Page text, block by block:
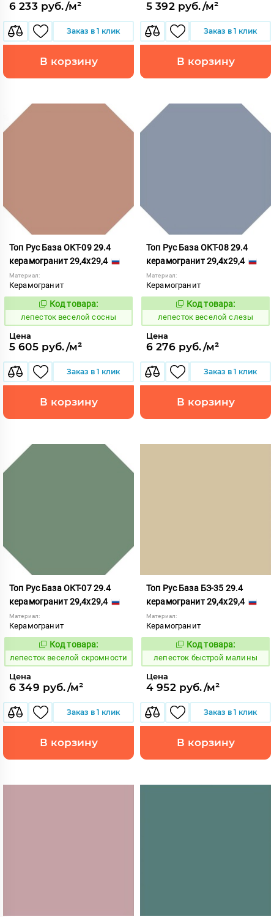
6 233 руб./м²
Заказ в 1 клик
В корзину
5 392 руб./м²
Заказ в 1 клик
В корзину
Топ Рус База ОКТ-09 29.4
керамогранит 29,4x29,4
Материал:
Керамогранит
860597
Код товара:
лепесток веселой сосны
Цена
5 605 руб./м²
Заказ в 1 клик
В корзину
Топ Рус База ОКТ-08 29.4
керамогранит 29,4x29,4
Материал:
Керамогранит
860596
Код товара:
лепесток веселой слезы
Цена
6 276 руб./м²
Заказ в 1 клик
В корзину
Топ Рус База ОКТ-07 29.4
керамогранит 29,4x29,4
Материал:
Керамогранит
860593
Код товара:
лепесток веселой скромности
Цена
6 349 руб./м²
Заказ в 1 клик
В корзину
Топ Рус База БЗ-35 29.4
керамогранит 29,4x29,4
Материал:
Керамогранит
860421
Код товара:
лепесток быстрой малины
Цена
4 952 руб./м²
Заказ в 1 клик
В корзину